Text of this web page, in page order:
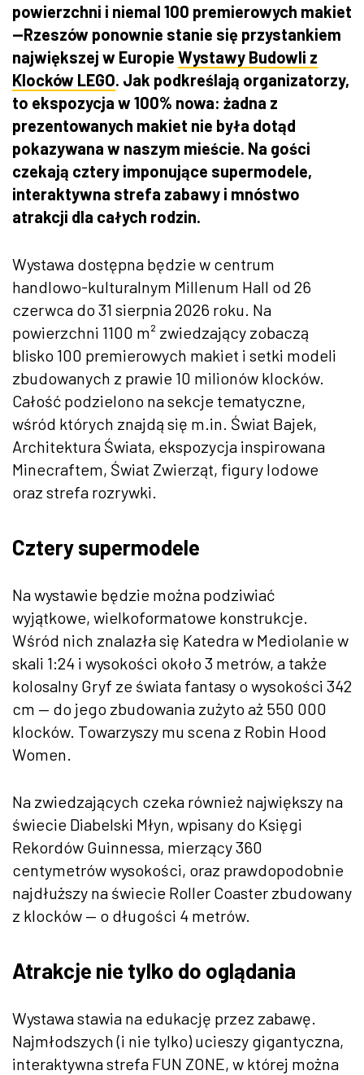
powierzchni i niemal 100 premierowych makiet
—Rzeszów ponownie stanie się przystankiem
największej w Europie Wystawy Budowli z
Klocków LEGO. Jak podkreślają organizatorzy,
to ekspozycja w 100% nowa: żadna z
prezentowanych makiet nie była dotąd
pokazywana w naszym mieście. Na gości
czekają cztery imponujące supermodele,
interaktywna strefa zabawy i mnóstwo
atrakcji dla całych rodzin.
Wystawa dostępna będzie w centrum
handlowo-kulturalnym Millenum Hall od 26
czerwca do 31 sierpnia 2026 roku. Na
powierzchni 1100 m² zwiedzający zobaczą
blisko 100 premierowych makiet i setki modeli
zbudowanych z prawie 10 milionów klocków.
Całość podzielono na sekcje tematyczne,
wśród których znajdą się m.in. Świat Bajek,
Architektura Świata, ekspozycja inspirowana
Minecraftem, Świat Zwierząt, figury lodowe
oraz strefa rozrywki.
Cztery supermodele
Na wystawie będzie można podziwiać
wyjątkowe, wielkoformatowe konstrukcje.
Wśród nich znalazła się Katedra w Mediolanie w
skali 1:24 i wysokości około 3 metrów, a także
kolosalny Gryf ze świata fantasy o wysokości 342
cm — do jego zbudowania zużyto aż 550 000
klocków. Towarzyszy mu scena z Robin Hood
Women.
Na zwiedzających czeka również największy na
świecie Diabelski Młyn, wpisany do Księgi
Rekordów Guinnessa, mierzący 360
centymetrów wysokości, oraz prawdopodobnie
najdłuższy na świecie Roller Coaster zbudowany
z klocków — o długości 4 metrów.
Atrakcje nie tylko do oglądania
Wystawa stawia na edukację przez zabawę.
Najmłodszych (i nie tylko) ucieszy gigantyczna,
interaktywna strefa FUN ZONE, w której można